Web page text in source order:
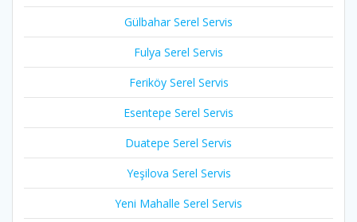
Gülbahar Serel Servis
Fulya Serel Servis
Feriköy Serel Servis
Esentepe Serel Servis
Duatepe Serel Servis
Yeşilova Serel Servis
Yeni Mahalle Serel Servis